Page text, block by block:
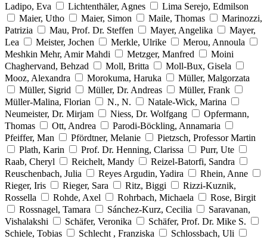
Ladipo, Eva
Lichtenthäler, Agnes
Lima Serejo, Edmilson
Maier, Utho
Maier, Simon Maile, Thomas
Marinozzi,
Patrizia
Mau, Prof. Dr. Steffen Mayer, Angelika
Mayer,
Lea
Meister, Jochen Merkle, Ulrike
Merou, Annoula
Meshkin Mehr, Amir Mahdi
Metzger, Manfred
Moini
Chaghervand, Behzad
Moll, Britta
Moll-Bux, Gisela
Mooz, Alexandra
Morokuma, Haruka
Müller, Malgorzata
Müller, Sigrid
Müller, Dr. Andreas
Müller, Frank
Müller-Malina, Florian
N., N.
Natale-Wick, Marina
Neumeister, Dr. Mirjam
Niess, Dr. Wolfgang
Opfermann,
Thomas
Ott, Andrea
Parodi-Böckling, Annamaria
Pfeiffer, Man
Pfördtner, Melanie
Pietzsch, Professor Martin
Plath, Karin
Prof. Dr. Henning, Clarissa
Purr, Ute
Raab, Cheryl
Reichelt, Mandy
Reizel-Batorfi, Sandra
Reuschenbach, Julia
Reyes Argudin, Yadira
Rhein, Anne
Rieger, Iris
Rieger, Sara Ritz, Biggi
Rizzi-Kuznik,
Rossella
Rohde, Axel Rohrbach, Michaela
Rose, Birgit
Rossnagel, Tamara
Sánchez-Kurz, Cecilia
Saravanan,
Vishalakshi
Schäfer, Veronika
Schäfer, Prof. Dr. Mike S.
Schiele, Tobias
Schlecht , Franziska
Schlossbach, Uli